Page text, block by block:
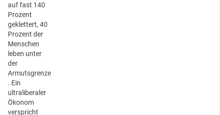
auf fast 140
Prozent
geklettert, 40
Prozent der
Menschen
leben unter
der
Armutsgrenze
. Ein
ultraliberaler
Ökonom
verspricht